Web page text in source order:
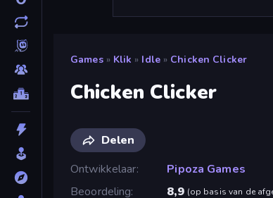
Games » Klik » Idle » Chicken Clicker
Chicken Clicker
Delen
Ontwikkelaar
Pipoza Games
Beoordeling
8,9 (op basis van de